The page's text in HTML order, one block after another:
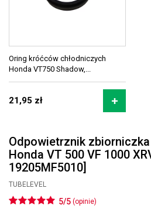
Oring króćców chłodniczych
Honda VT750 Shadow,...
21,95 zł
Odpowietrznik
Honda VT 500 VF 1000
19205MF5010]
TUBELEVEL
5/5 (opinie)